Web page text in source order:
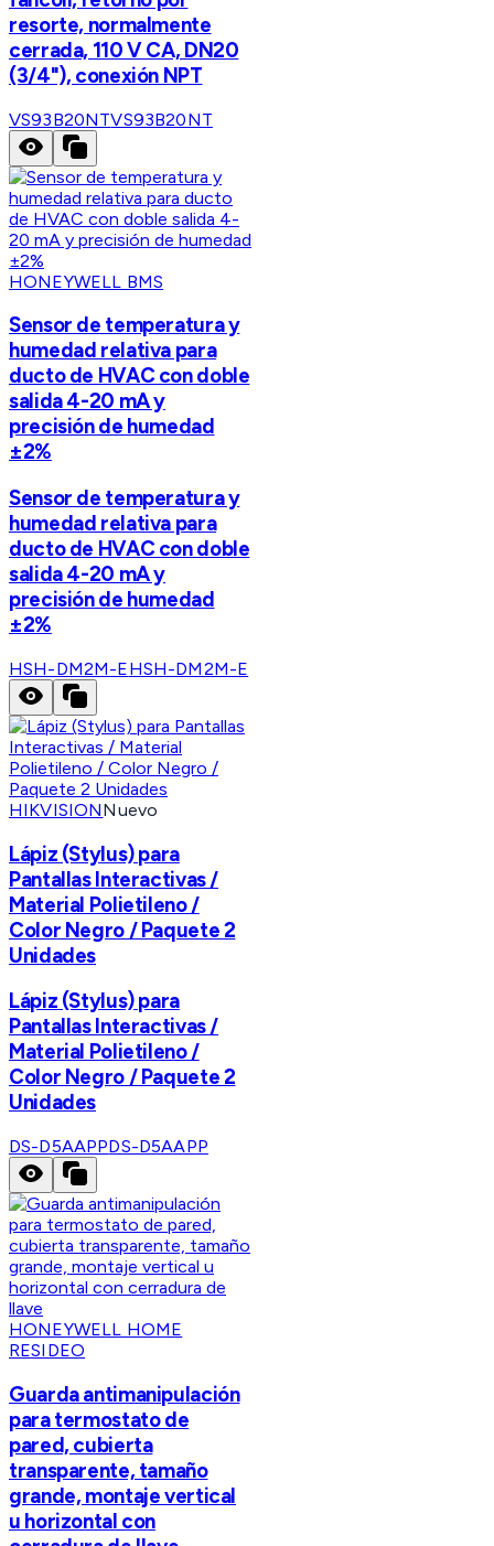
resorte, normalmente
cerrada, 110 V CA, DN20
(3/4"), conexión NPT
VS93B20NTVS93B20NT
HONEYWELL BMS
Sensor de temperatura y
humedad relativa para
ducto de HVAC con doble
salida 4-20 mA y
precisión de humedad
±2%
Sensor de temperatura y
humedad relativa para
ducto de HVAC con doble
salida 4-20 mA y
precisión de humedad
±2%
HSH-DM2M-EHSH-DM2M-E
HIKVISIONNuevo
Lápiz (Stylus) para
Pantallas Interactivas /
Material Polietileno /
Color Negro / Paquete 2
Unidades
Lápiz (Stylus) para
Pantallas Interactivas /
Material Polietileno /
Color Negro / Paquete 2
Unidades
DS-D5AAPPDS-D5AAPP
HONEYWELL HOME
RESIDEO
Guarda antimanipulación
para termostato de
pared, cubierta
transparente, tamaño
grande, montaje vertical
u horizontal con